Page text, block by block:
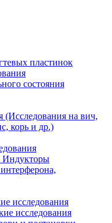
пластинок
состояния
(Исследования на вич,
корь и др.)
Индукторы
исследования
исследования